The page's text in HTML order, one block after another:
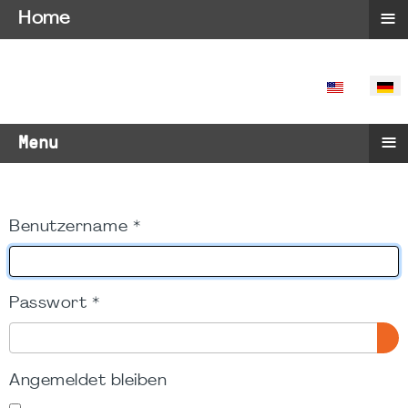
SPRACHE
Menu ≡
Benutzername *
Passwort *
Angemeldet bleiben
Home ≡